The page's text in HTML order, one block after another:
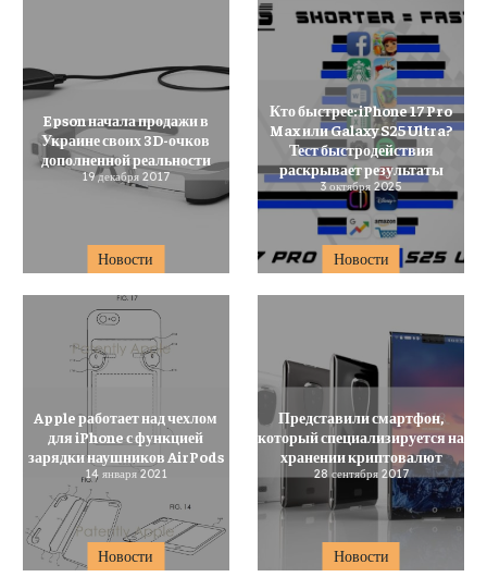
Новости
Epson начала продажи в
Украине своих 3D-очков
дополненной реальности
19 декабря 2017
Новости
Кто быстрее: iPhone 17 Pro
Max или Galaxy S25 Ultra?
Тест быстродействия
раскрывает результаты
3 октября 2025
Новости
Apple работает над чехлом
для iPhone с функцией
зарядки наушников AirPods
14 января 2021
Новости
Представили смартфон,
который специализируется на
хранении криптовалют
28 сентября 2017